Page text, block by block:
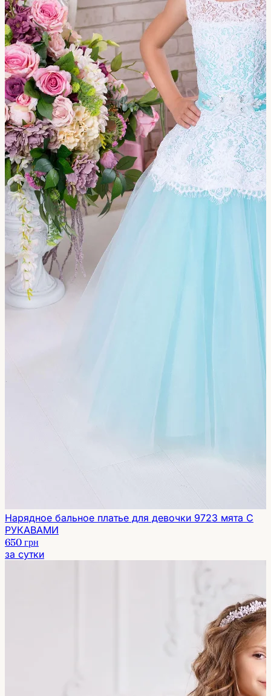
Нарядное бальное платье для девочки 9723 мята С
РУКАВАМИ
650 грн
за сутки